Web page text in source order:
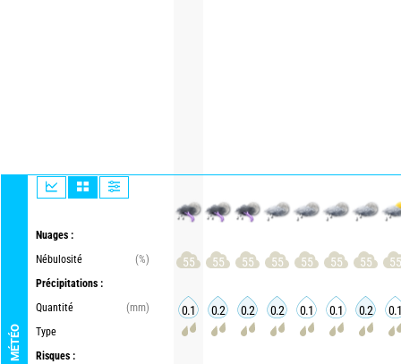
MÉTÉO
Nuages :
Nébulosité
(%)
Précipitations :
Quantité
(mm)
Type
Risques :
55 55 55 55 55 55 55 55
0.1 0.2 0.2 0.2 0.1 0.1 0.2